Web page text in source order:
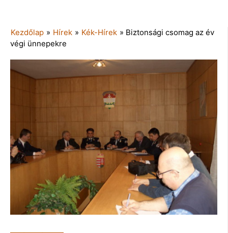
Kezdőlap » Hírek » Kék-Hírek » Biztonsági csomag az év
végi ünnepekre